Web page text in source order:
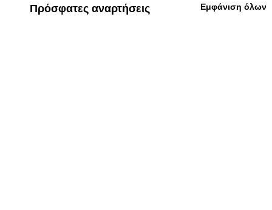
Πρόσφατες αναρτήσεις Εμφάνιση όλων